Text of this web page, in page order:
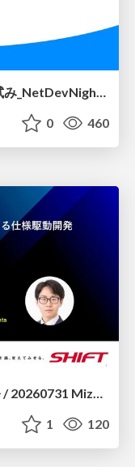
NetBoxを利用した作業効率化の試み_NetDevNight4
0 460
Issue設計から始める仕様駆動開発 / 20260731 Mizuki Hirata
1 120